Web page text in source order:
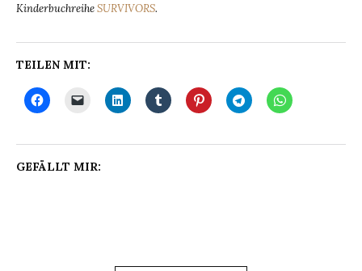
KinderbuchreiheSURVIVORS.
TEILEN MIT:
GEFÄLLT MIR: